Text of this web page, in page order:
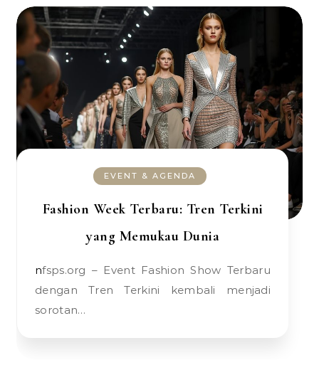
EVENT & AGENDA
Fashion Week Terbaru: Tren Terkini
yang Memukau Dunia
nfsps.org – Event Fashion Show Terbaru
dengan Tren Terkini kembali menjadi
sorotan…